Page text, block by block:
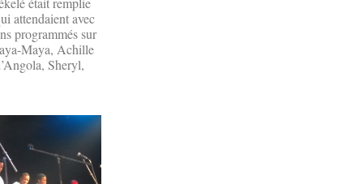
attendaient avec
programmés sur
Maya, Achille
Sheryl,